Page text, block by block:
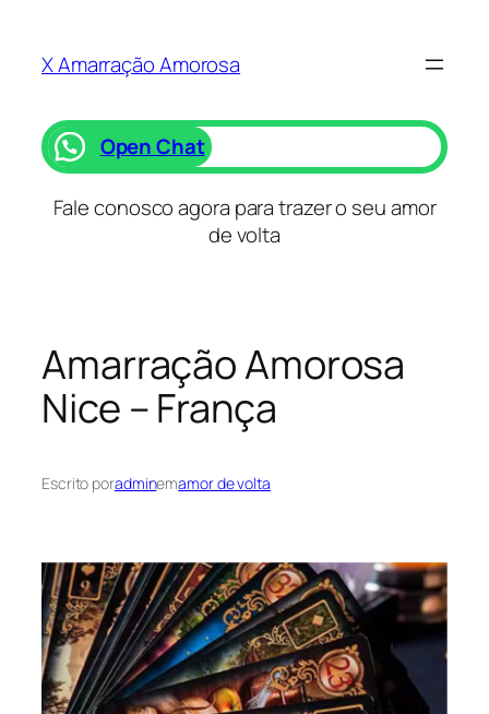
X Amarração Amorosa
Open Chat
Fale conosco agora para trazer o seu amor
de volta
Amarração Amorosa
Nice – França
Escrito poradminemamor de volta